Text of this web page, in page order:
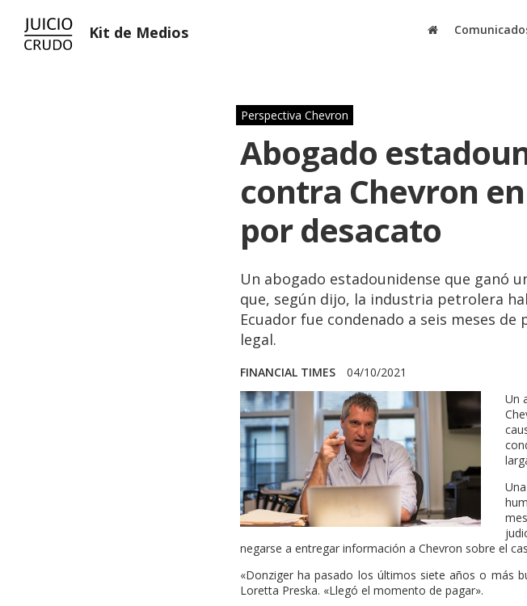
Kit de Medios
Perspectiva Chevron
Abogado
contra Chevron
por desacato
Un abogado estadounidense que ganó
que, según dijo, la industria petrolera
Ecuador fue condenado a seis meses
legal.
FINANCIAL TIMES
04/10/2021
Un
negarse a entregar información a Chevron sobre el
«Donziger ha pasado los últimos siete años o más
Loretta Preska. «Llegó el momento de pagar».